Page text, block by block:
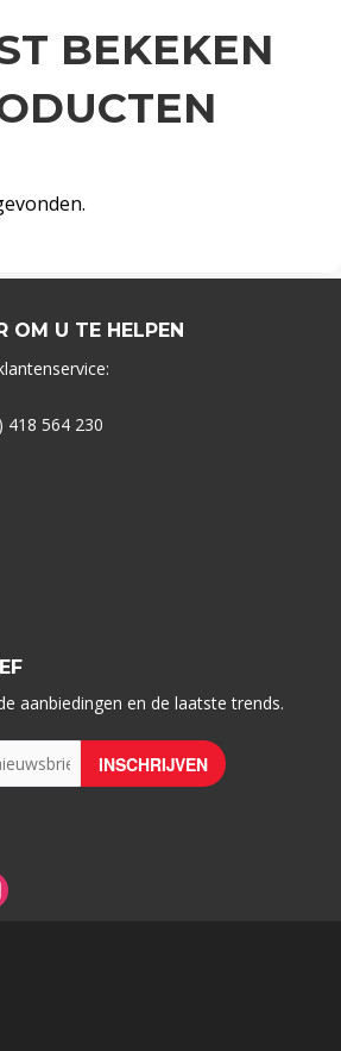
BEKEKEN
OM U TE HELPEN
418 564 230
aanbiedingen en de laatste trends.